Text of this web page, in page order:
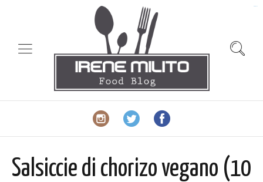
Salsiccie di chorizo ​​vegano (10